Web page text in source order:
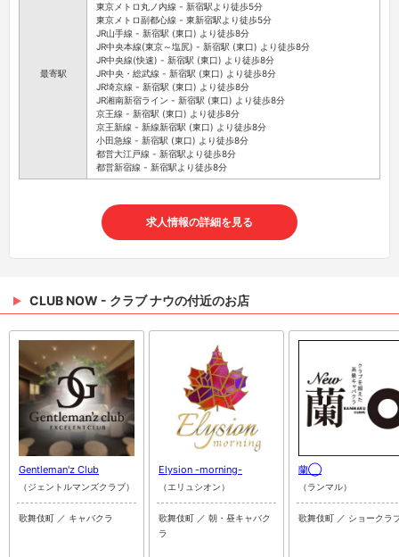
最寄駅
東京メトロ丸ノ内線 - 新宿駅より徒歩5分
東京メトロ副都心線 - 東新宿駅より徒歩5分
JR山手線 - 新宿駅 (東口) より徒歩8分
JR中央本線(東京～塩尻) - 新宿駅 (東口) より徒歩8分
JR中央線(快速) - 新宿駅 (東口) より徒歩8分
JR中央・総武線 - 新宿駅 (東口) より徒歩8分
JR埼京線 - 新宿駅 (東口) より徒歩8分
JR湘南新宿ライン - 新宿駅 (東口) より徒歩8分
京王線 - 新宿駅 (東口) より徒歩8分
京王新線 - 新線新宿駅 (東口) より徒歩8分
小田急線 - 新宿駅 (東口) より徒歩8分
都営大江戸線 - 新宿駅より徒歩8分
都営新宿線 - 新宿駅より徒歩8分
求人情報の詳細を見る
CLUB NOW - クラブ ナウの付近のお店
Gentleman'z Club
（ジェントルマンズクラブ）
歌舞伎町 ／ キャバクラ
Elysion -morning-
（エリュシオン）
歌舞伎町 ／ 朝・昼キャバク
ラ
蘭◯
（ランマル）
歌舞伎町 ／ ショークラ